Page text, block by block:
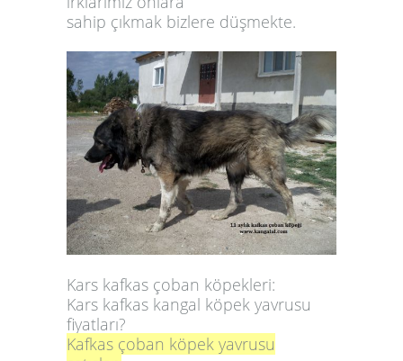
sahip çıkmak bizlere düşmekte.
Kars kafkas çoban köpekleri:
Kars kafkas kangal köpek yavrusu
fiyatları?
Kafkas çoban köpek yavrusu